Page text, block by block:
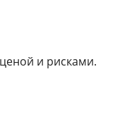
и рисками.